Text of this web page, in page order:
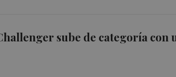
sube de categoría con